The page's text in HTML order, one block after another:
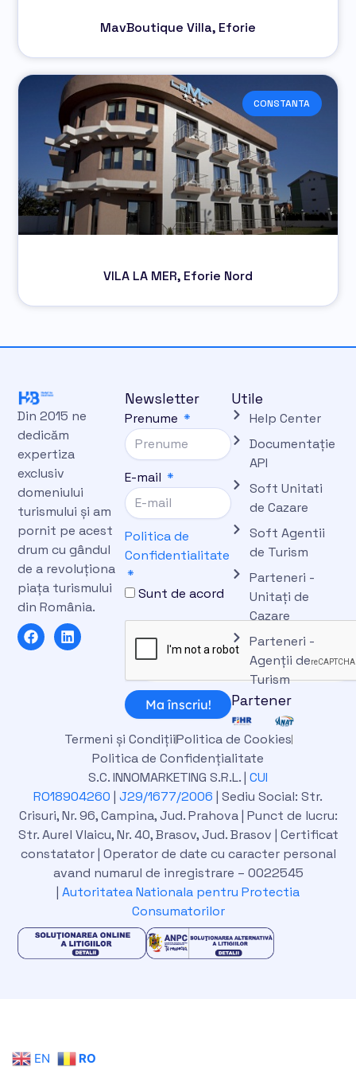
MavBoutique Villa, Eforie
CONSTANTA
VILA LA MER, Eforie Nord
Din 2015 ne
dedicăm
expertiza
exclusiv
domeniului
turismului și am
pornit pe acest
drum cu gândul
de a revoluționa
piața turismului
din România.
F
a
L
i
Newsletter
Prenume
E-mail
Politica de
Confidentialitate
Sunt de acord
Ma înscriu!
Utile
Help Center
Documentație
API
Soft Unitati
de Cazare
Soft Agentii
de Turism
Parteneri -
Unitați de
Cazare
Parteneri -
Agenții de
Turism
Partener
Termeni și CondițiiPolitica de Cookies
Politica de Confidențialitate
S.C. INNOMARKETING S.R.L. | CUI
RO18904260 | J29/1677/2006 | Sediu Social: Str.
Crisuri, Nr. 96, Campina, Jud. Prahova | Punct de lucru:
Str. Aurel Vlaicu, Nr. 40, Brasov, Jud. Brasov | Certificat
constatator | Operator de date cu caracter personal
avand numarul de inregistrare – 0022545
| Autoritatea Nationala pentru Protectia
Consumatorilor
EN RO